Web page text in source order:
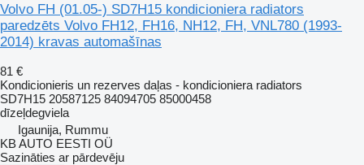
Volvo FH (01.05-) SD7H15 kondicioniera radiators
paredzēts Volvo FH12, FH16, NH12, FH, VNL780 (1993-
2014) kravas automašīnas
81 €
Kondicionieris un rezerves daļas - kondicioniera radiators
SD7H15 20587125 84094705 85000458
dīzeļdegviela
Igaunija, Rummu
KB AUTO EESTI OÜ
Sazināties ar pārdevēju